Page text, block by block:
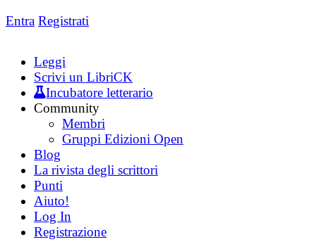
Entra Registrati
Leggi
Scrivi un LibriCK
Incubatore letterario
Community
Membri
Gruppi Edizioni Open
Blog
La rivista degli scrittori
Punti
Aiuto!
Log In
Registrazione